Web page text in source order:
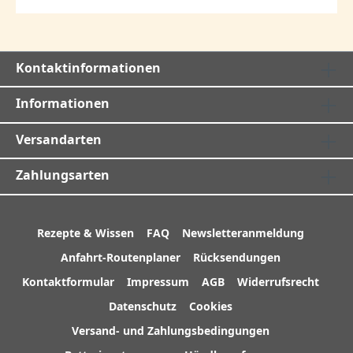
Kontaktinformationen
Informationen
Versandarten
Zahlungsarten
Rezepte & Wissen FAQ
Newsletteranmeldung
Anfahrt-Routenplaner
Rücksendungen
Kontaktformular
Impressum AGB
Widerrufsrecht
Datenschutz
Cookies
Versand- und Zahlungsbedingungen